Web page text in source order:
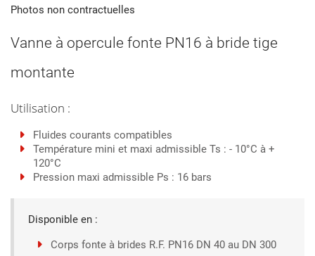
Photos non contractuelles
Vanne à opercule fonte PN16 à bride tige
montante
Utilisation :
Fluides courants compatibles
Température mini et maxi admissible Ts : - 10°C à +
120°C
Pression maxi admissible Ps : 16 bars
Disponible en :
Corps fonte à brides R.F. PN16 DN 40 au DN 300